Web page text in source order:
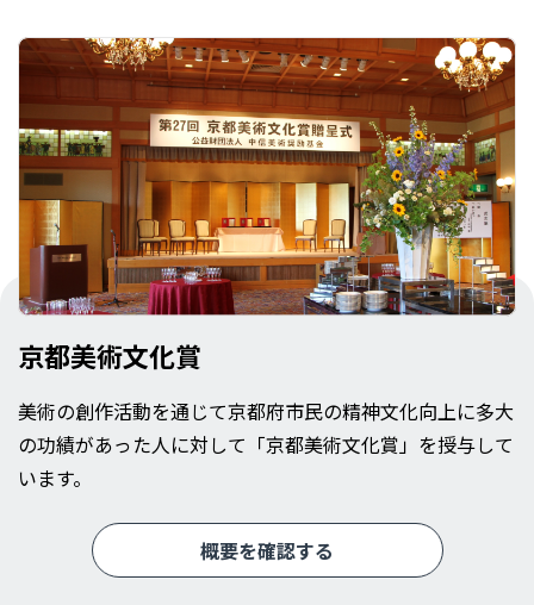
京都美術文化賞
美術の創作活動を通じて京都府市民の精神文化向上に多大
の功績があった人に対して「京都美術文化賞」を授与して
います。
概要を確認する